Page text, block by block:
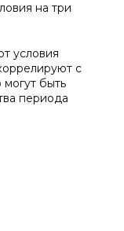
на три
условия
с
быть
периода